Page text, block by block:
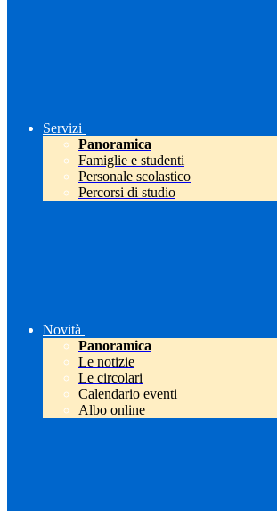
Servizi
Panoramica
Famiglie e studenti
Personale scolastico
Percorsi di studio
Novità
Panoramica
Le notizie
Le circolari
Calendario eventi
Albo online